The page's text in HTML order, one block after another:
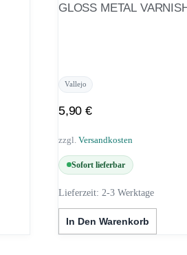
GLOSS METAL
Vallejo
5,90€
zzgl. Versandkosten
Sofort lieferbar
Lieferzeit: 2-3 Werktage
In Den Warenkorb